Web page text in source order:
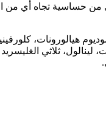
من حساسية تجاه أي من